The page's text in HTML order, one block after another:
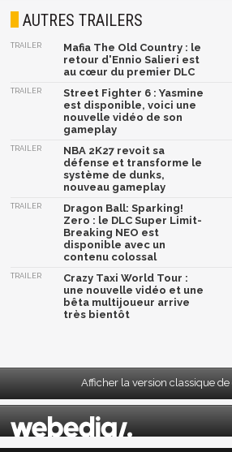
AUTRES TRAILERS
TRAILER
Mafia The Old Country : le
retour d'Ennio Salieri est
au cœur du premier DLC
TRAILER
Street Fighter 6 : Yasmine
est disponible, voici une
nouvelle vidéo de son
gameplay
TRAILER
NBA 2K27 revoit sa
défense et transforme le
système de dunks,
nouveau gameplay
TRAILER
Dragon Ball: Sparking!
Zero : le DLC Super Limit-
Breaking NEO est
disponible avec un
contenu colossal
TRAILER
Crazy Taxi World Tour :
une nouvelle vidéo et une
bêta multijoueur arrive
très bientôt
Afficher la version classique